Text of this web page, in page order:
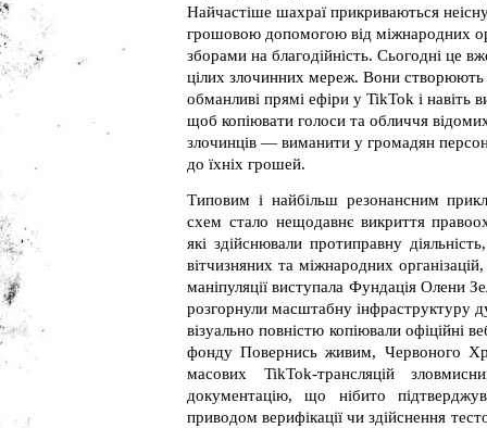
Найчастіше шахраї прикриваються
грошовою допомогою від міжнародних
зборами на благодійність. Сьогодні це
цілих злочинних мереж. Вони створюють
обманливі прямі ефіри у TikTok і навіть
щоб копіювати голоси та обличчя
злочинців — виманити у громадян
до їхніх грошей.
Типовим і найбільш резонансним
схем стало нещодавнє викриття
які здійснювали протиправну
вітчизняних та міжнародних
маніпуляції виступала Фундація Олени
розгорнули масштабну інфраструктуру
візуально повністю копіювали офіційні
фонду Повернись живим, Червоного
масових TikTok-трансляцій
документацію, що нібито
приводом верифікації чи здійснення